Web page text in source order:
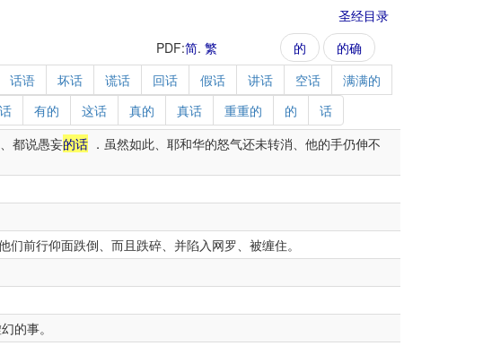
圣经目录
PDF:简. 繁 的
的确
话语 坏话 谎话 回话 假话 讲话 空话
满满的
有的 这话 真的 真话 重重的 的
话
都说愚妄的话 ．虽然如此、耶和华的怒气还未转消、他的手仍伸不
前行仰面跌倒、而且跌碎、并陷入网罗、被缠住。
的事。